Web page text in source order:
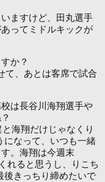
ますけど、田丸選手
ってミドルキックが
か？
、あとは客席で試合
は長谷川海翔選手や
海翔だけじゃなくり
になって、いつも一緒
。海翔は今週末
れると思うし、りこち
後きっちり締めたいで